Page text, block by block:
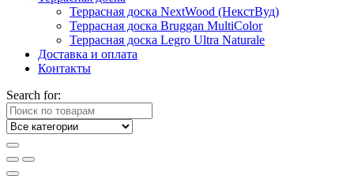
Террасная доска NextWood (НекстВуд)
Террасная доска Bruggan MultiColor
Террасная доска Legro Ultra Naturale
Доставка и оплата
Контакты
Search for: